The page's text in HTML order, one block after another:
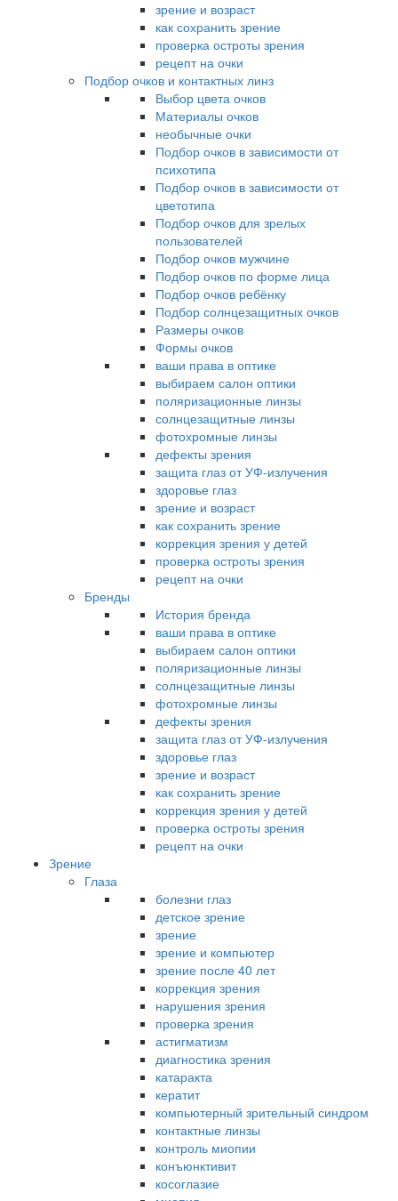
зрение и возраст
как сохранить зрение
проверка остроты зрения
рецепт на очки
Подбор очков и контактных линз
Выбор цвета очков
Материалы очков
необычные очки
Подбор очков в зависимости от
психотипа
Подбор очков в зависимости от
цветотипа
Подбор очков для зрелых
пользователей
Подбор очков мужчине
Подбор очков по форме лица
Подбор очков ребёнку
Подбор солнцезащитных очков
Размеры очков
Формы очков
ваши права в оптике
выбираем салон оптики
поляризационные линзы
солнцезащитные линзы
фотохромные линзы
дефекты зрения
защита глаз от УФ-излучения
здоровье глаз
зрение и возраст
как сохранить зрение
коррекция зрения у детей
проверка остроты зрения
рецепт на очки
Бренды
История бренда
ваши права в оптике
выбираем салон оптики
поляризационные линзы
солнцезащитные линзы
фотохромные линзы
дефекты зрения
защита глаз от УФ-излучения
здоровье глаз
зрение и возраст
как сохранить зрение
коррекция зрения у детей
проверка остроты зрения
рецепт на очки
Зрение
Глаза
болезни глаз
детское зрение
зрение
зрение и компьютер
зрение после 40 лет
коррекция зрения
нарушения зрения
проверка зрения
астигматизм
диагностика зрения
катаракта
кератит
компьютерный зрительный синдром
контактные линзы
контроль миопии
конъюнктивит
косоглазие